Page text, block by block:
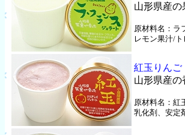
山形県産
原材料名：ラ
レモン果汁/
紅玉りんご
山形県産
原材料名：紅
乳化剤、安定